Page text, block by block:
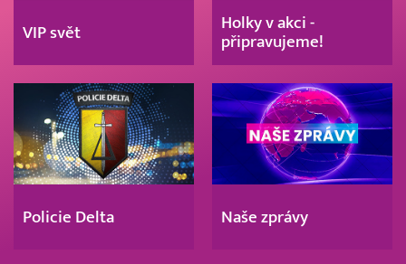
VIP svět
Holky v akci -
připravujeme!
Policie Delta Naše zprávy